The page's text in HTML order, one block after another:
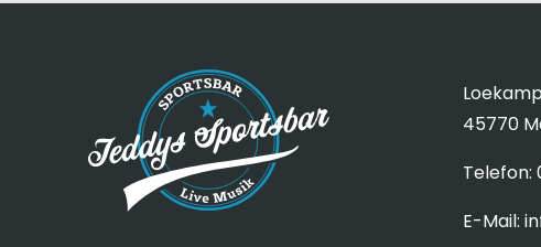
45770
Telefon:
E-Mail: